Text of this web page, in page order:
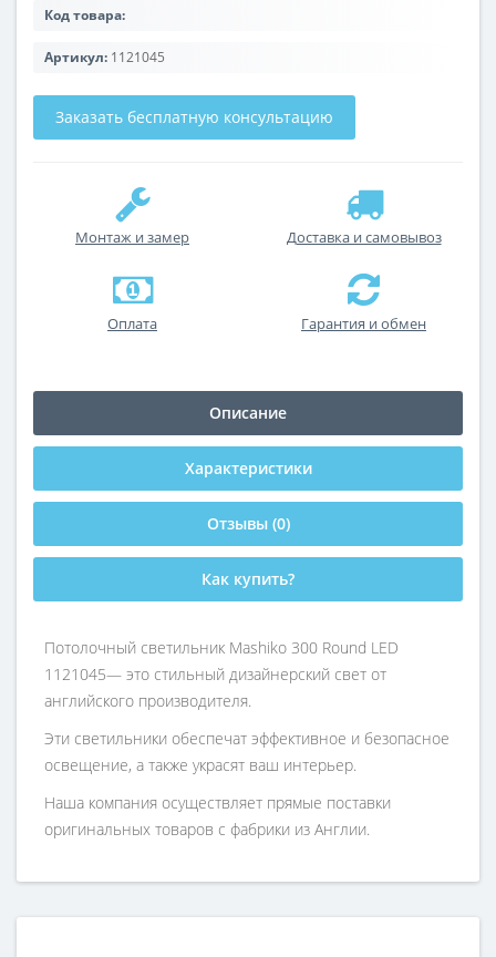
Код товара:
Артикул: 1121045
Заказать бесплатную консультацию
Монтаж и замер Доставка и самовывоз
Оплата Гарантия и обмен
Описание
Характеристики
Отзывы (0)
Как купить?
Потолочный светильник Mashiko 300 Round LED
1121045— это стильный дизайнерский свет от
английского производителя.
Эти светильники обеспечат эффективное и безопасное
освещение, а также украсят ваш интерьер.
Наша компания осуществляет прямые поставки
оригинальных товаров с фабрики из Англии.